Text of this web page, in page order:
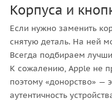
Корпуса и
Если нужно заменить
снятую деталь. На ней
Всегда подбираем
К сожалению, Apple не
поэтому «донорство» —
аутентичность